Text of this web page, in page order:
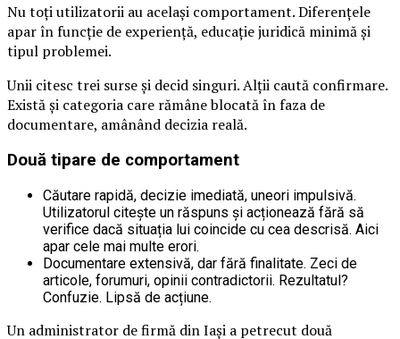
Nu toți utilizatorii au același comportament. Diferențele
apar în funcție de experiență, educație juridică minimă și
tipul problemei.
Unii citesc trei surse și decid singuri. Alții caută confirmare.
Există și categoria care rămâne blocată în faza de
documentare, amânând decizia reală.
Două tipare de comportament
Căutare rapidă, decizie imediată, uneori impulsivă.
Utilizatorul citește un răspuns și acționează fără să
verifice dacă situația lui coincide cu cea descrisă. Aici
apar cele mai multe erori.
Documentare extensivă, dar fără finalitate. Zeci de
articole, forumuri, opinii contradictorii. Rezultatul?
Confuzie. Lipsă de acțiune.
Un administrator de firmă din Iași a petrecut două